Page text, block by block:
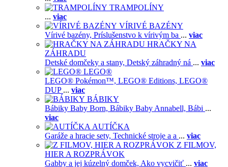
TRAMPOLÍNY
... viac
VÍRIVÉ BAZÉNY
Vírivé bazény, Príslušenstvo k vírivým ba ... viac
HRAČKY NA
ZÁHRADU
Detské domčeky a stany, Detský záhradný ná ... viac
LEGO®
LEGO® Pokémon™, LEGO® Editions, LEGO®
DUP ... viac
BÁBIKY
Bábiky Baby Born, Bábiky Baby Annabell, Bábi ...
viac
AUTÍČKA
Garáže a hracie sety, Technické stroje a a ... viac
Z FILMOV,
HIER A ROZPRÁVOK
Gabby a jej kúzelný domček, Ako vycvičiť ... viac